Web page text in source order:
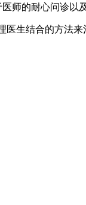
师的耐心问诊以
结合的方法